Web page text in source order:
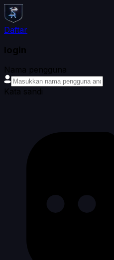
Daftar
login
Nama pengguna
Kata sandi